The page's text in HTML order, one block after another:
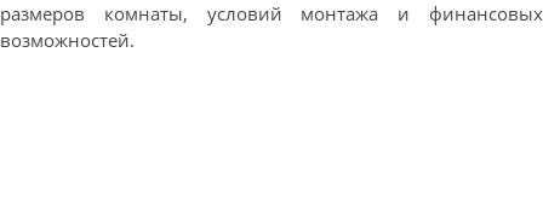
размеров комнаты, условий монтажа и финансовых
возможностей.